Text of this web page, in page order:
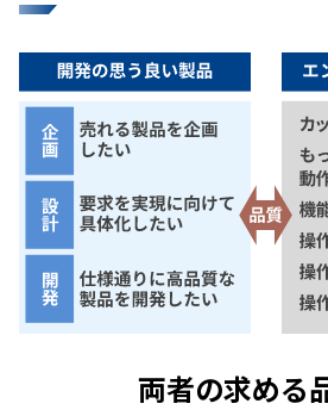
両者の求める